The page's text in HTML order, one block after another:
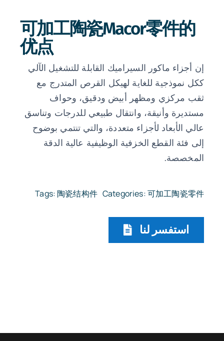
可加工陶瓷Macor零件的
优点
إن أجزاء ماكور السيراميك القابلة للتشغيل الآلي
ككل نموذجية للغاية لهيكل القرص المتدرج مع
ثقب مركزي ومظهر أبيض ودقيق، وحواف
مستديرة وأنيقة، وانتقال طبيعي للدرجات وتناسق
عالي الأبعاد لأجزاء متعددة، والتي تنتمي بوضوح
إلى فئة القطع الخزفية الوظيفية عالية الدقة
المخصصة.
Categories:可加工陶瓷零件
Tags: 陶瓷结构件
استفسر لنا